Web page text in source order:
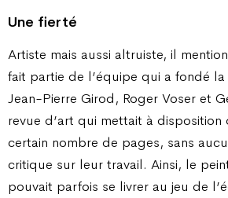
Une fierté
Artiste mais aussi altruiste, il
fait partie de l’équipe qui a fondé
Jean-Pierre Girod, Roger Voser et
revue d’art qui mettait à disposition
certain nombre de pages, sans
critique sur leur travail. Ainsi, le
pouvait parfois se livrer au jeu de